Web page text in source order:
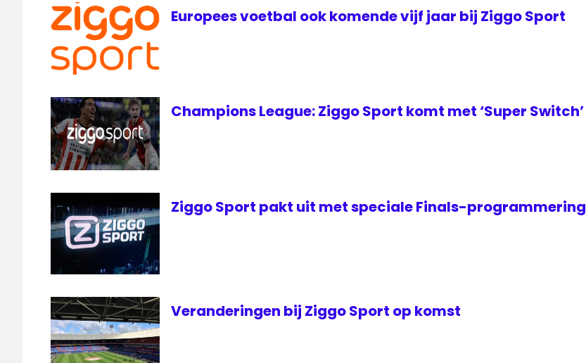
radio
Radio
1 live
voetbal
voetbal
live
internet
Europees voetbal ook komende vijf jaar bij Ziggo Sport
Champions League: Ziggo Sport komt met ‘Super Switch’
Ziggo Sport pakt uit met speciale Finals-programmering
Veranderingen bij Ziggo Sport op komst